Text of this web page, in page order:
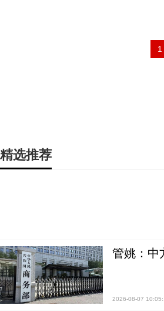
1
精选推荐
管姚：中
2026-08-07